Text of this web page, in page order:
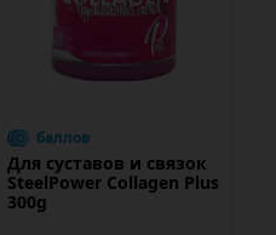
баллов
Для суставов и связок
SteelPower Collagen Plus
300g